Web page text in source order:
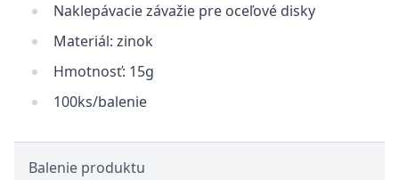
Naklepávacie závažie pre oceľové disky
Materiál: zinok
Hmotnosť: 15g
100ks/balenie
Balenie produktu